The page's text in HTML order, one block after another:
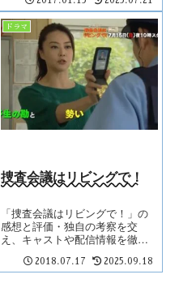
ドラマ
捜査会議はリビングで！
「捜査会議はリビングで！」の
感想と評価・独自の考察を交
え、キャストや配信情報を徹底
2018.07.17 2025.09.18